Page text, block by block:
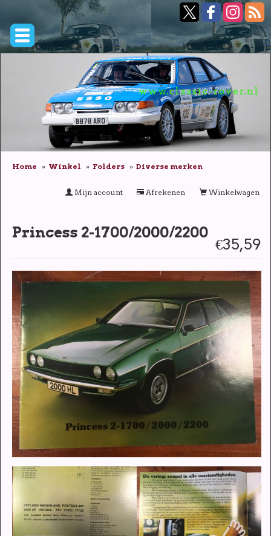
www.classic-rover.nl
Home Winkel Folders Diverse merken
Winkelwagen
Afrekenen
Mijn account
€35,59
Princess 2-1700/2000/2200